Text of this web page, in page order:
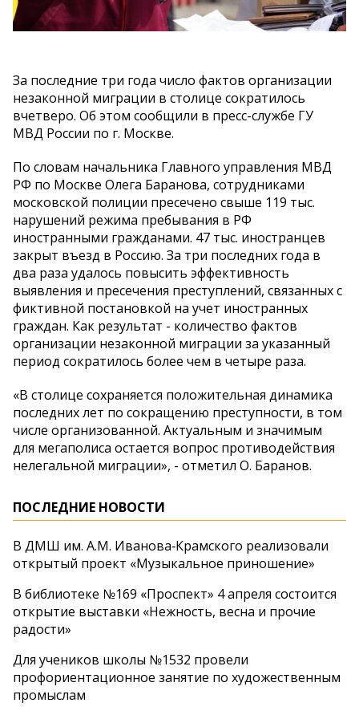
За последние три года число фактов организации
незаконной миграции в столице сократилось
вчетверо. Об этом сообщили в пресс-службе ГУ
МВД России по г. Москве.
По словам начальника Главного управления МВД
РФ по Москве Олега Баранова, сотрудниками
московской полиции пресечено свыше 119 тыс.
нарушений режима пребывания в РФ
иностранными гражданами. 47 тыс. иностранцев
закрыт въезд в Россию. За три последних года в
два раза удалось повысить эффективность
выявления и пресечения преступлений, связанных с
фиктивной постановкой на учет иностранных
граждан. Как результат - количество фактов
организации незаконной миграции за указанный
период сократилось более чем в четыре раза.
«В столице сохраняется положительная динамика
последних лет по сокращению преступности, в том
числе организованной. Актуальным и значимым
для мегаполиса остается вопрос противодействия
нелегальной миграции», - отметил О. Баранов.
ПОСЛЕДНИЕ НОВОСТИ
В ДМШ им. А.М. Иванова‑Крамского реализовали
открытый проект «Музыкальное приношение»
В библиотеке №169 «Проспект» 4 апреля состоится
открытие выставки «Нежность, весна и прочие
радости»
Для учеников школы №1532 провели
профориентационное занятие по художественным
промыслам